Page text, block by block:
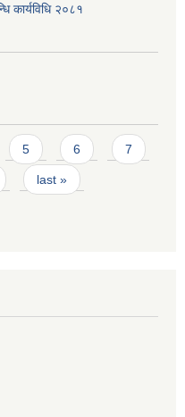
कार्यविधि २०८१
5 6 7
last »